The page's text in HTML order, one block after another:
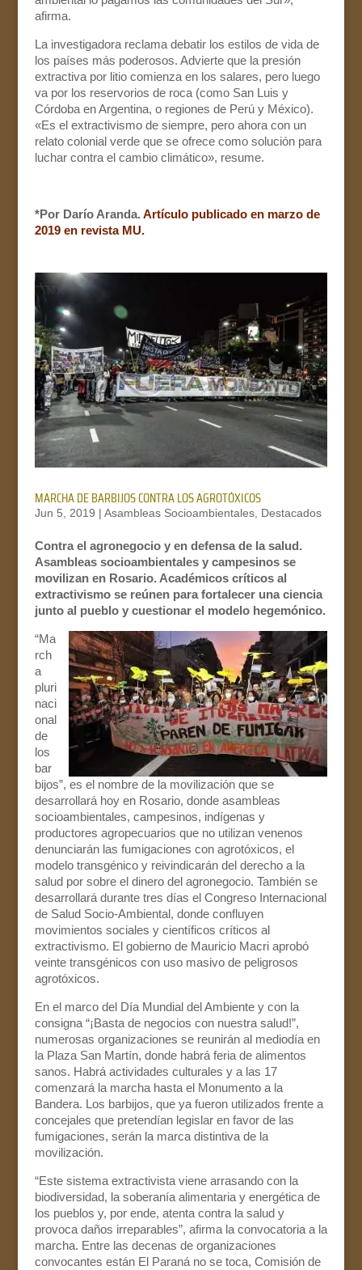
afirma.
La investigadora reclama debatir los estilos de vida de
los países más poderosos. Advierte que la presión
extractiva por litio comienza en los salares, pero luego
va por los reservorios de roca (como San Luis y
Córdoba en Argentina, o regiones de Perú y México).
«Es el extractivismo de siempre, pero ahora con un
relato colonial verde que se ofrece como solución para
luchar contra el cambio climático», resume.
*Por Darío Aranda. Artículo publicado en marzo de
2019 en revista MU.
MARCHA DE BARBIJOS CONTRA LOS AGROTÓXICOS
Jun 5, 2019 | Asambleas Socioambientales, Destacados
Contra el agronegocio y en defensa de la salud.
Asambleas socioambientales y campesinos se
movilizan en Rosario. Académicos críticos al
extractivismo se reúnen para fortalecer una ciencia
junto al pueblo y cuestionar el modelo hegemónico.
“Ma
rch
a
pluri
naci
onal
de
los
bar
bijos”, es el nombre de la movilización que se
desarrollará hoy en Rosario, donde asambleas
socioambientales, campesinos, indígenas y
productores agropecuarios que no utilizan venenos
denunciarán las fumigaciones con agrotóxicos, el
modelo transgénico y reivindicarán del derecho a la
salud por sobre el dinero del agronegocio. También se
desarrollará durante tres días el Congreso Internacional
de Salud Socio-Ambiental, donde confluyen
movimientos sociales y científicos críticos al
extractivismo. El gobierno de Mauricio Macri aprobó
veinte transgénicos con uso masivo de peligrosos
agrotóxicos.
En el marco del Día Mundial del Ambiente y con la
consigna “¡Basta de negocios con nuestra salud!”,
numerosas organizaciones se reunirán al mediodía en
la Plaza San Martín, donde habrá feria de alimentos
sanos. Habrá actividades culturales y a las 17
comenzará la marcha hasta el Monumento a la
Bandera. Los barbijos, que ya fueron utilizados frente a
concejales que pretendían legislar en favor de las
fumigaciones, serán la marca distintiva de la
movilización.
“Este sistema extractivista viene arrasando con la
biodiversidad, la soberanía alimentaria y energética de
los pueblos y, por ende, atenta contra la salud y
provoca daños irreparables”, afirma la convocatoria a la
marcha. Entre las decenas de organizaciones
convocantes están El Paraná no se toca, Comisión de